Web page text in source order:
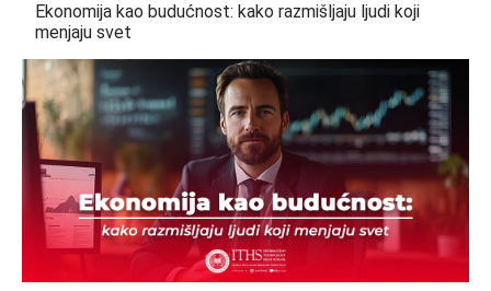
Ekonomija kao budućnost: kako razmišljaju ljudi koji
menjaju svet